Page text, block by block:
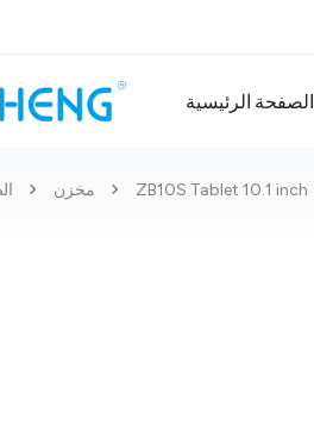
الصفحة الرئيسية
مخزن ZB10S Tablet 10.1 inch